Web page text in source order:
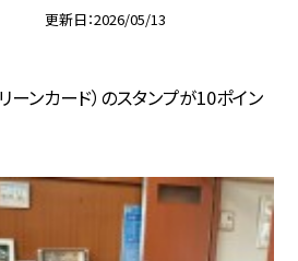
更新日 2026/05/13
ーンカード）のスタンプが10ポイン